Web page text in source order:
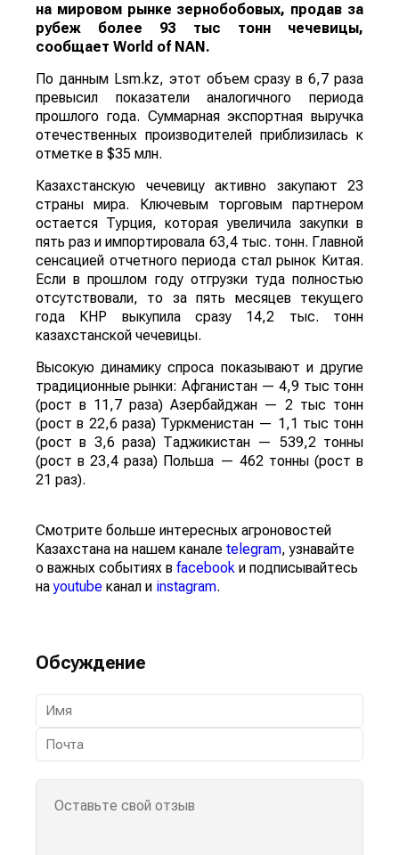
на мировом рынке зернобобовых, продав за
рубеж более 93 тыс тонн чечевицы,
сообщает World of NAN.
По данным Lsm.kz, этот объем сразу в 6,7 раза
превысил показатели аналогичного периода
прошлого года. Суммарная экспортная выручка
отечественных производителей приблизилась к
отметке в $35 млн.
Казахстанскую чечевицу активно закупают 23
страны мира. Ключевым торговым партнером
остается Турция, которая увеличила закупки в
пять раз и импортировала 63,4 тыс. тонн. Главной
сенсацией отчетного периода стал рынок Китая.
Если в прошлом году отгрузки туда полностью
отсутствовали, то за пять месяцев текущего
года КНР выкупила сразу 14,2 тыс. тонн
казахстанской чечевицы.
Высокую динамику спроса показывают и другие
традиционные рынки: Афганистан — 4,9 тыс тонн
(рост в 11,7 раза) Азербайджан — 2 тыс тонн
(рост в 22,6 раза) Туркменистан — 1,1 тыс тонн
(рост в 3,6 раза) Таджикистан — 539,2 тонны
(рост в 23,4 раза) Польша — 462 тонны (рост в
21 раз).
Смотрите больше интересных агроновостей
Казахстана на нашем канале telegram, узнавайте
о важных событиях в facebook и подписывайтесь
наyoutube канал и instagram.
Обсуждение